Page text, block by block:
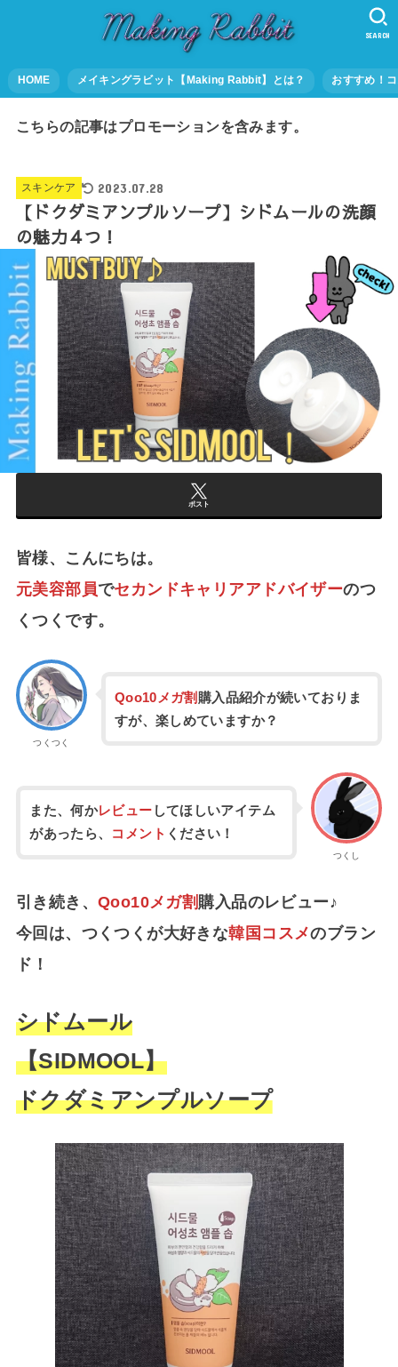
HOME メイキングラビット【Making Rabbit】とは？ おすすめ！
SEARCH
こちらの記事はプロモーションを含みます。
スキンケア 2023.07.28
【ドクダミアンプルソープ】シドムールの洗顔
の魅力４つ！
ポスト
皆様、こんにちは。
元美容部員でセカンドキャリアアドバイザーのつ
くつくです。
つくつく
Qoo10メガ割 購入品紹介が続いておりま
すが、楽しめていますか？
つくし
また、何かレビュー してほしいアイテム
があったら、 コメント ください！
引き続き、 Qoo10メガ割 購入品のレビュー♪
今回は、つくつくが大好きな韓国コスメのブラン
ド！
シドムール
【SIDMOOL】
ドクダミアンプルソープ